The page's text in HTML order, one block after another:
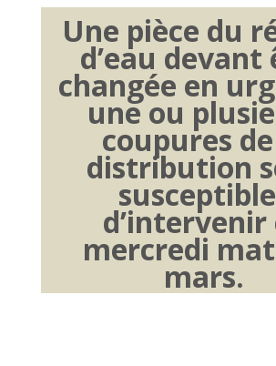
Une pièce du
d’eau devant
changée en
une ou
coupures
distribution
d’intervenir
mercredi
mars.